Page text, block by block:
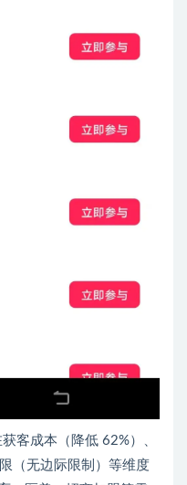
客成本（降低 62%）、
（无边际限制）等维度